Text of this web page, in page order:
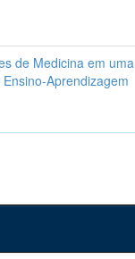
de Medicina em uma
Aprendizagem